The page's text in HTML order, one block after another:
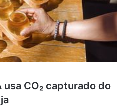
usa CO₂ capturado do